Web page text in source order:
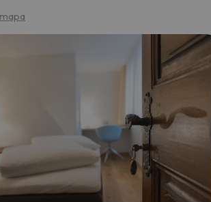
tu búsqueda. Prueba a modificar el destino.
encuentre su brújula vuelve.